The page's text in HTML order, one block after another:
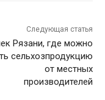
Следующая статья
Рязани, где можно
сельхозпродукцию
от местных
производителей